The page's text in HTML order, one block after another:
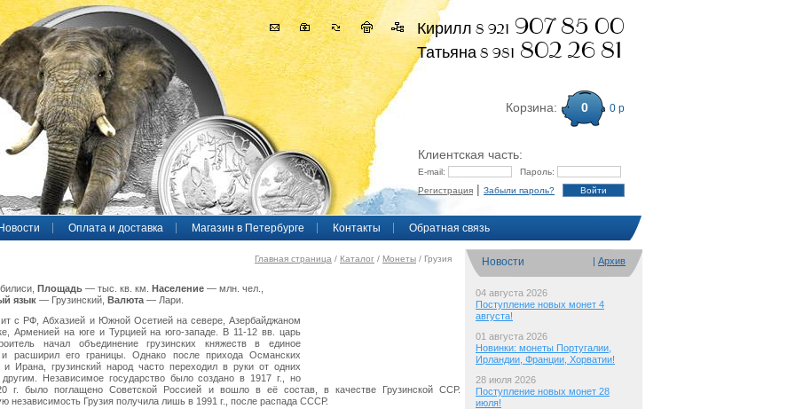
Кирилл 8 921 907 85 00
Татьяна 8 981 802 26 81
Корзина: 0 0 р
Клиентская часть:
E-mail:
Пароль:
Регистрация | Забыли пароль?
Новости Оплата и доставка Магазин в Петербурге Контакты Обратная связь
Новости | Архив
04 августа 2026
Поступление новых монет 4
августа!
01 августа 2026
Новинки: монеты Португалии,
Ирландии, Франции, Хорватии!
28 июля 2026
Поступление новых монет 28
июля!
Главная страница / Каталог / Монеты / Грузия
Площадь — тыс. кв. км. Население — млн. чел.,
язык — Грузинский, Валюта — Лари.
с РФ, Абхазией и Южной Осетией на севере, Азербайджаном
Арменией на юге и Турцией на юго-западе. В 11-12 вв. царь
начал объединение грузинских княжеств в единое
и расширил его границы. Однако после прихода Османских
и Ирана, грузинский народ часто переходил в руки от одних
другим. Независимое государство было создано в 1917 г., но
г. было поглащено Советской Россией и вошло в её состав, в качестве Грузинской ССР.
независимость Грузия получила лишь в 1991 г., после распада СССР.